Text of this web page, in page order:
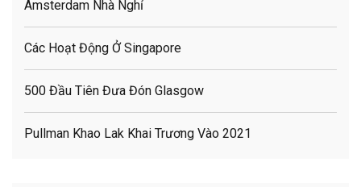
Amsterdam Nhà Nghỉ
Các Hoạt Động Ở Singapore
500 Đầu Tiên Đưa Đón Glasgow
Pullman Khao Lak Khai Trương Vào 2021